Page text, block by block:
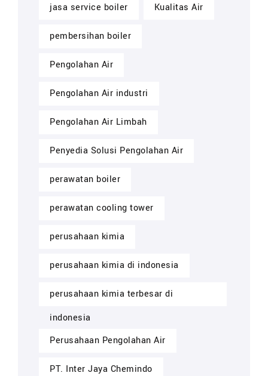
jasa service boiler Kualitas Air
pembersihan boiler
Pengolahan Air
Pengolahan Air industri
Pengolahan Air Limbah
Penyedia Solusi Pengolahan Air
perawatan boiler
perawatan cooling tower
perusahaan kimia
perusahaan kimia di indonesia
perusahaan kimia terbesar di
indonesia
Perusahaan Pengolahan Air
PT. Inter Jaya Chemindo